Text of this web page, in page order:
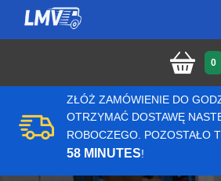
0
ZŁÓŻ ZAMÓWIENIE DO
OTRZYMAĆ DOSTAWĘ
ROBOCZEGO. POZOSTAŁO
58 MINUTES!